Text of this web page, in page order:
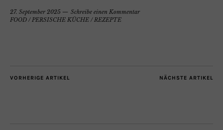
27. September 2025
Schreibe einen Kommentar
FOOD /PERSISCHE KÜCHE /REZEPTE
VORHERIGE ARTIKEL NÄCHSTE ARTIKEL